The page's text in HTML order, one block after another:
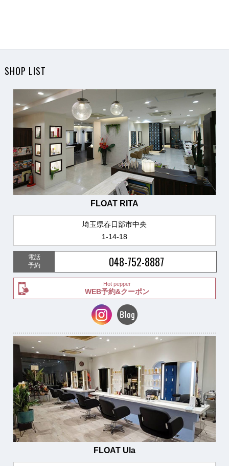
SHOP LIST
FLOAT RITA
埼玉県春日部市中央
1-14-18
電話
予約
048-752-8887
Hot pepper
WEB予約&クーポン
FLOAT Ula